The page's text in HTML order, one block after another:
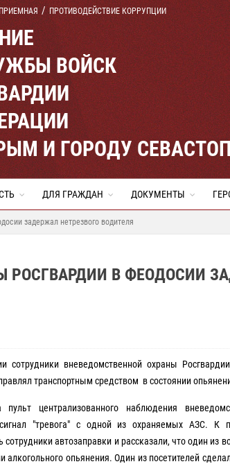
ПРОТИВОДЕЙСТВИЕ КОРРУПЦИИ
ВОЙСК
И ГОРОДУ
ДЛЯ ГРАЖДАН ДОКУМЕНТЫ
задержал нетрезвого водителя
РОСГВАРДИИ В ФЕОДОСИИ
сотрудники вневедомственной охраны
транспортным средством в состоянии
централизованного наблюдения
"тревога" с одной из охраняемых АЗС. К
сотрудники автозаправки и рассказали, что один из
алкогольного опьянения. Один из посетителей